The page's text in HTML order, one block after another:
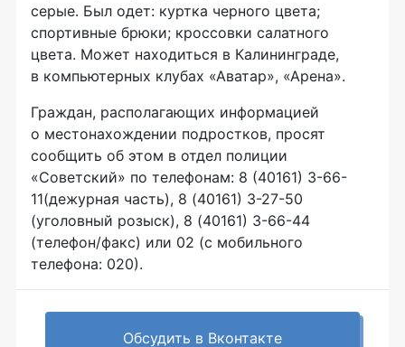
серые. Был одет: куртка черного цвета;
спортивные брюки; кроссовки салатного
цвета. Может находиться в Калининграде,
в компьютерных клубах «Аватар», «Арена».
Граждан, располагающих информацией
о местонахождении подростков, просят
сообщить об этом в отдел полиции
«Советский» по телефонам: 8 (40161) 3-66-
11(дежурная часть), 8 (40161) 3-27-50
(уголовный розыск), 8 (40161) 3-66-44
(телефон/факс) или 02 (с мобильного
телефона: 020).
Обсудить в Вконтакте